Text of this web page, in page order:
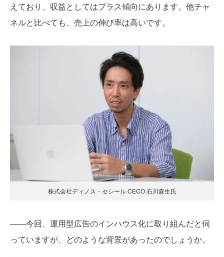
えており、収益としてはプラス傾向にあります。他チャ
ネルと比べても、売上の伸び率は高いです。
株式会社ディノス・セシール CECO 石川森生氏
――今回、運用型広告のインハウス化に取り組んだと伺
っていますが、どのような背景があったのでしょうか。